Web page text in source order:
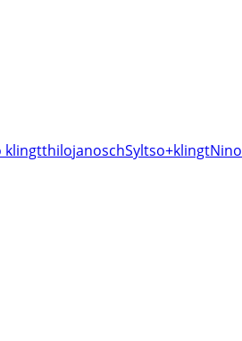
klingtthilojanoschSyltso+klingtNino